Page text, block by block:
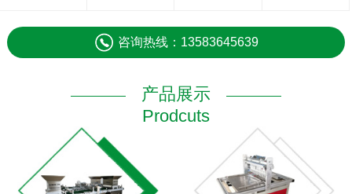
咨询热线：13583645639
产品展示
Prodcuts